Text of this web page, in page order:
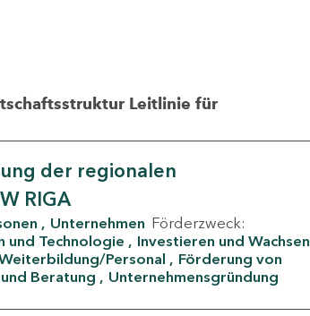
Leitlinie für
der regionalen
RIGA
Unternehmen Förderzweck:
und Technologie
Investieren und Wachsen
Personal
Förderung von
Beratung Unternehmensgründung